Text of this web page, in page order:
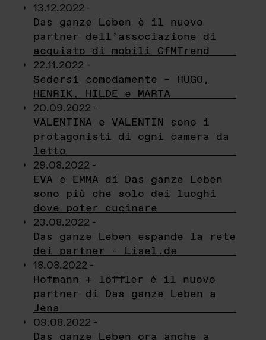
13.12.2022 -
Das ganze Leben è il nuovo
partner dell’associazione di
acquisto di mobili GfMTrend
22.11.2022 -
Sedersi comodamente – HUGO,
HENRIK, HILDE e MARTA
20.09.2022 -
VALENTINA e VALENTIN sono i
protagonisti di ogni camera da
letto
29.08.2022 -
EVA e EMMA di Das ganze Leben
sono più che solo dei luoghi
dove poter cucinare
23.08.2022 -
Das ganze Leben espande la rete
dei partner - Lisel.de
18.08.2022 -
Hofmann + löffler è il nuovo
partner di Das ganze Leben a
Jena
09.08.2022 -
Das ganze Leben ora anche a